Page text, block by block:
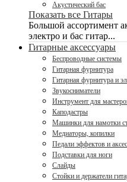
Акустический бас
Показать все Гитары
Большой ассортимент
электро и бас гитар...
Гитарные аксессуары
Беспроводные системы
Гитарная фурнитура
Гитарная фурнитура и
Звукосниматели
Инструмент для
Каподастры
Машинки для намотки
Медиаторы, копилки
Педали эффектов и
Подставки для ноги
Слайды
Стойки и держатели